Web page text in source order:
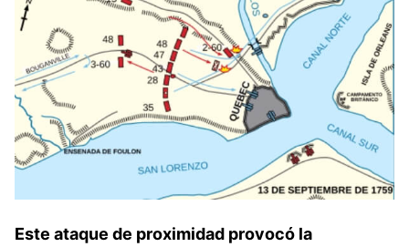
Este ataque de proximi­dad provocó la